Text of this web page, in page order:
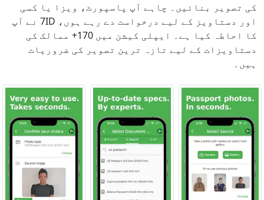
کی تصویر بنائیں۔ چاہے آپ پاسپورٹ، ویزا یا کسی
اور دستاویز کے لیے درخواست دے رہے ہوں، 7ID نے آپ
کا احاطہ کیا ہے۔ ایپلی کیشن میں 170+ ممالک کی
دستاویزات کے لیے تازہ ترین تصویر کی ضروریات
ہیں۔